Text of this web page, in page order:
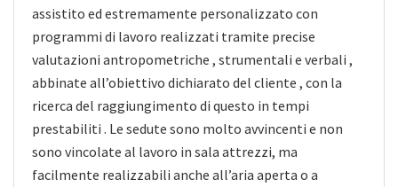
assistito ed estremamente personalizzato con
programmi di lavoro realizzati tramite precise
valutazioni antropometriche , strumentali e verbali ,
abbinate all’obiettivo dichiarato del cliente , con la
ricerca del raggiungimento di questo in tempi
prestabiliti . Le sedute sono molto avvincenti e non
sono vincolate al lavoro in sala attrezzi, ma
facilmente realizzabili anche all’aria aperta o a